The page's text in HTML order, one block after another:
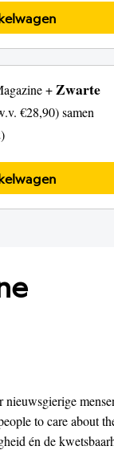
+Zwarte
€28,90) samen
to care about
én de